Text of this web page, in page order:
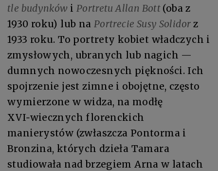
tle budynków i Portretu Allan Bott (oba z
1930 roku) lub na Portrecie Susy Solidor z
1933 roku. To portrety kobiet władczych i
zmysłowych, ubranych lub nagich —
dumnych nowoczesnych piękności. Ich
spojrzenie jest zimne i obojętne, często
wymierzone w widza, na modłę
XVI‑wiecznych florenckich
manierystów (zwłaszcza Pontorma i
Bronzina, których dzieła Tamara
studiowała nad brzegiem Arna w latach